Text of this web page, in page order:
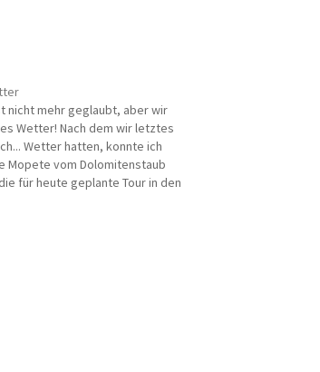
nicht mehr geglaubt, aber wir
Wetter! Nach dem wir letztes
Wetter hatten, konnte ich
Mopete vom Dolomitenstaub
für heute geplante Tour in den
Kette ölen...…